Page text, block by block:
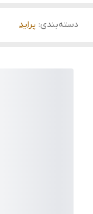
دسته‌بندی: پراید